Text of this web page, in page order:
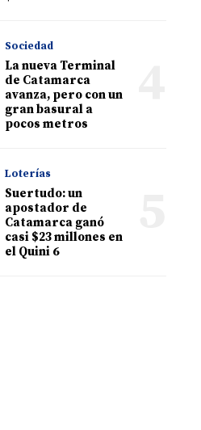
Sociedad
La nueva Terminal
de Catamarca
avanza, pero con un
gran basural a
pocos metros
Loterías
Suertudo: un
apostador de
Catamarca ganó
casi $23 millones en
el Quini 6